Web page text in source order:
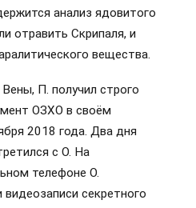
анализ ядовитого
отравить Скрипаля, и
вещества.
П. получил строго
ОЗХО в своём
2018 года. Два дня
с О. На
телефоне О.
секретного